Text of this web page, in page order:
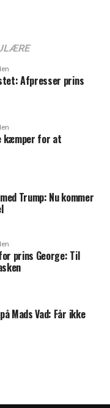
Afpresser prins
kæmper for at
Trump: Nu kommer
prins George: Til
Mads Vad: Får ikke